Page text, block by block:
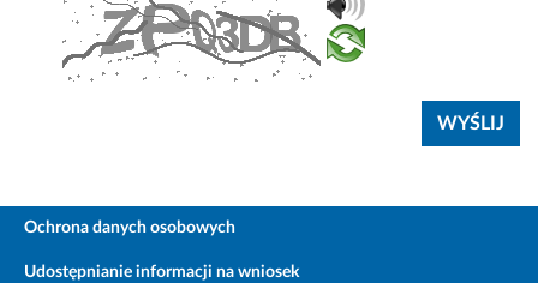
Ochrona danych osobowych
Udostępnianie informacji na wniosek